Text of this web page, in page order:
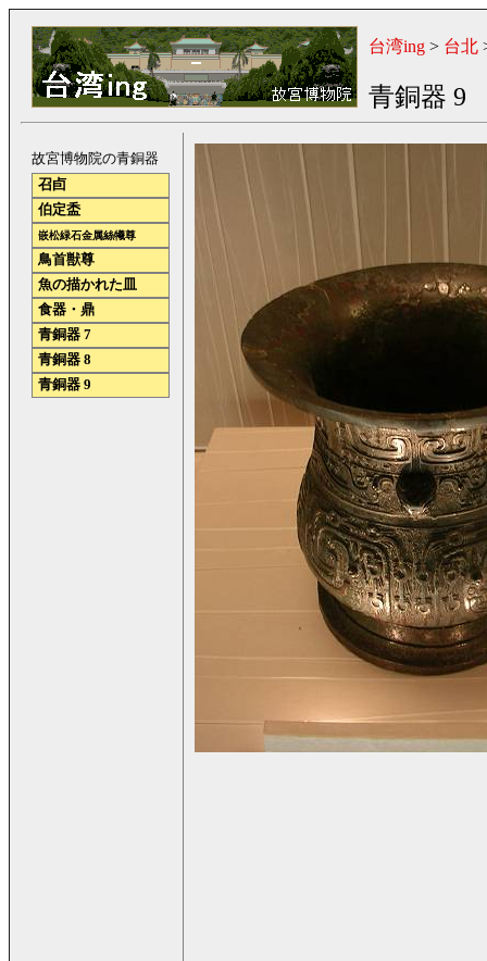
台湾ing > 台北
青銅器 9
故宮博物院の青銅器
召卣
伯定盉
嵌松緑石金属絲犧尊
鳥首獣尊
魚の描かれた皿
食器・鼎
青銅器 7
青銅器 8
青銅器 9